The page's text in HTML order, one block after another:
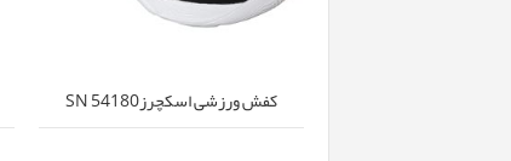
کفش ورزشی اسکچرزSN 54180